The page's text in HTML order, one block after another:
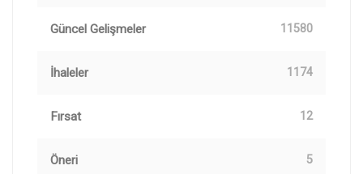
Güncel Gelişmeler 11580
İhaleler 1174
Fırsat 12
Öneri 5